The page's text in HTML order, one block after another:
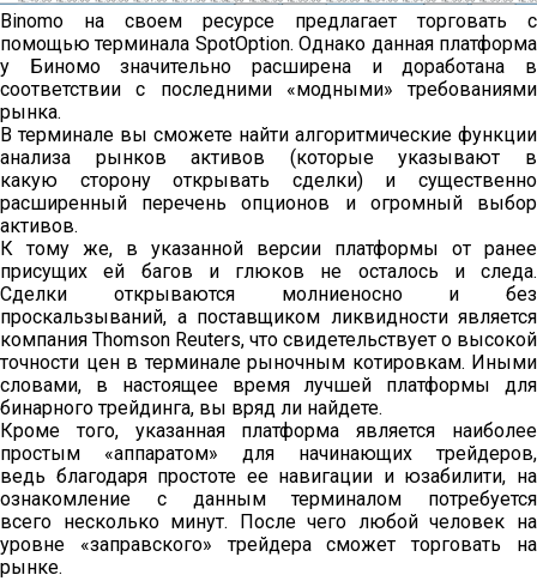
Binomo на своем ресурсе предлагает торговать с
помощью терминала SpotOption. Однако данная платформа
у Биномо значительно расширена и доработана в
соответствии с последними «модными» требованиями
рынка.
В терминале вы сможете найти алгоритмические функции
анализа рынков активов (которые указывают в
какую сторону открывать сделки) и существенно
расширенный перечень опционов и огромный выбор
активов.
К тому же, в указанной версии платформы от ранее
присущих ей багов и глюков не осталось и следа.
Сделки открываются молниеносно и без
проскальзываний, а поставщиком ликвидности является
компания Thomson Reuters, что свидетельствует о высокой
точности цен в терминале рыночным котировкам. Иными
словами, в настоящее время лучшей платформы для
бинарного трейдинга, вы вряд ли найдете.
Кроме того, указанная платформа является наиболее
простым «аппаратом» для начинающих трейдеров,
ведь благодаря простоте ее навигации и юзабилити, на
ознакомление с данным терминалом потребуется
всего несколько минут. После чего любой человек на
уровне «заправского» трейдера сможет торговать на
рынке.